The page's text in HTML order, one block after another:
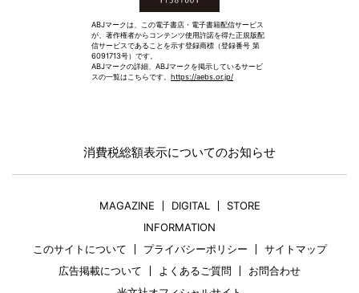
ABJマークは、この電子書店・電子書籍配信サービス
が、著作権者からコンテンツ使用許諾を得た正規版配
信サービスであることを示す登録商標（登録番号 第
6091713号）です。
ABJマークの詳細、ABJマークを掲示しているサービ
スの一覧はこちらです。 https://aebs.or.jp/
消費税総額表示についてのお知らせ
MAGAZINE DIGITAL
STORE
INFORMATION
このサイトについて
プライバシーポリシー
サイトマップ
広告掲載について
よくあるご質問
お問合わせ